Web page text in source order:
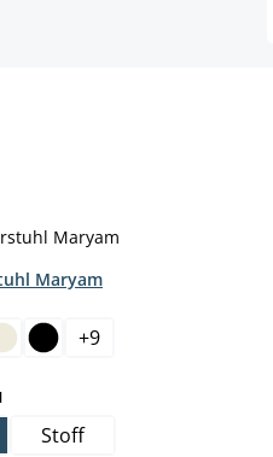
Maryam
ist zurzeit nicht verfügbar.)
+9
auswählen
Stoff